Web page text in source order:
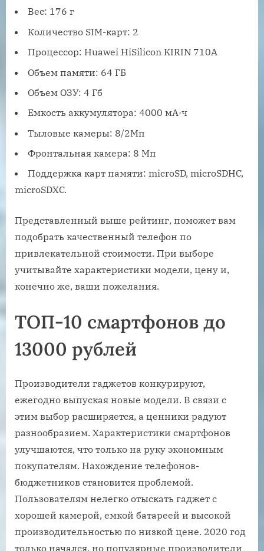
Вес: 176 г
Количество SIM-карт: 2
Процессор: Huawei HiSilicon KIRIN 710A
Объем памяти: 64 ГБ
Объем ОЗУ: 4 Гб
Емкость аккумулятора: 4000 мА·ч
Тыловые камеры: 8/2Мп
Фронтальная камера: 8 Мп
Поддержка карт памяти: microSD, microSDHC,
microSDXC.
Представленный выше рейтинг, поможет вам
подобрать качественный телефон по
привлекательной стоимости. При выборе
учитывайте характеристики модели, цену и,
конечно же, ваши пожелания.
ТОП-10 смартфонов до
13000 рублей
Производители гаджетов конкурируют,
ежегодно выпуская новые модели. В связи с
этим выбор расширяется, а ценники радуют
разнообразием. Характеристики смартфонов
улучшаются, что только на руку экономным
покупателям. Нахождение телефонов-
бюджетников становится проблемой.
Пользователям нелегко отыскать гаджет с
хорошей камерой, емкой батареей и высокой
производительностью по низкой цене. 2020 год
только начался, но популярные производители